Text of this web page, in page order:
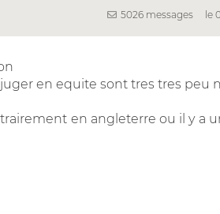
5026 messages le
en equite sont tres tres peu
en angleterre ou il y a